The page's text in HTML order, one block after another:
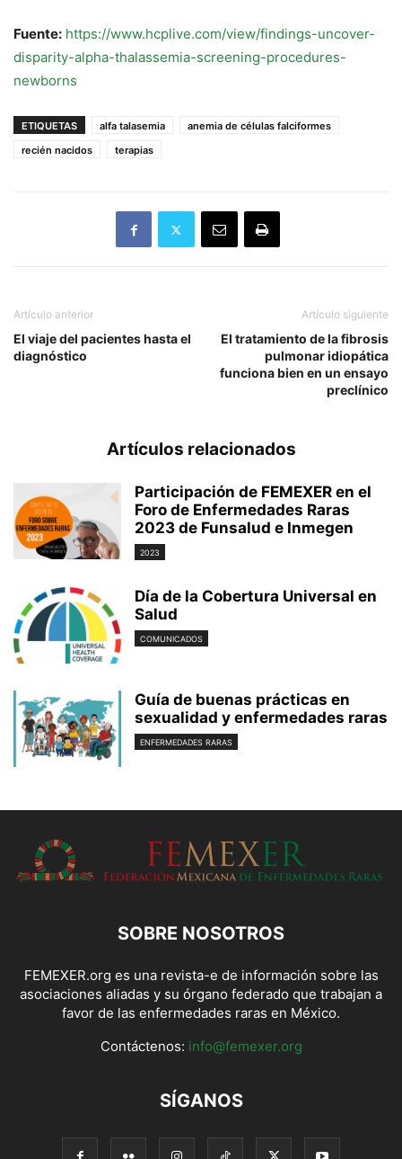
Fuente: https://www.hcplive.com/view/findings-uncover-
disparity-alpha-thalassemia-screening-procedures-
newborns
ETIQUETAS alfa talasemia
anemia de células falciformes
recién nacidos
terapias
Artículo anterior
El viaje del pacientes hasta el
diagnóstico
Artículo siguiente
El tratamiento de la fibrosis
pulmonar idiopática
funciona bien en un ensayo
preclínico
Artículos relacionados
Participación de FEMEXER en el
Foro de Enfermedades Raras
2023 de Funsalud e Inmegen
2023
Día de la Cobertura Universal en
Salud
COMUNICADOS
Guía de buenas prácticas en
sexualidad y enfermedades raras
ENFERMEDADES RARAS
SOBRE NOSOTROS
FEMEXER.org es una revista-e de información sobre las
asociaciones aliadas y su órgano federado que trabajan a
favor de las enfermedades raras en México.
Contáctenos: info@femexer.org
SÍGANOS